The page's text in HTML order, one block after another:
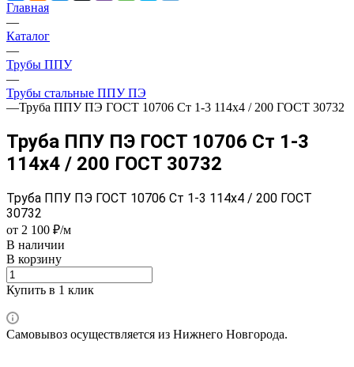
Главная
—
Каталог
—
Трубы ППУ
—
Трубы стальные ППУ ПЭ
—Труба ППУ ПЭ ГОСТ 10706 Ст 1-3 114x4 / 200 ГОСТ 30732
Труба ППУ ПЭ ГОСТ 10706 Ст 1-3
114x4 / 200 ГОСТ 30732
Труба ППУ ПЭ ГОСТ 10706 Ст 1-3 114x4 / 200 ГОСТ
30732
от 2 100 ₽/м
В наличии
В корзину
Купить в 1 клик
Самовывоз осуществляется из Нижнего Новгорода.